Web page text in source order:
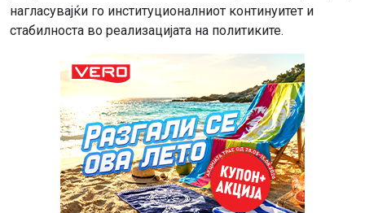
нагласувајќи го институционалниот континуитет и
стабилноста во реализацијата на политиките.